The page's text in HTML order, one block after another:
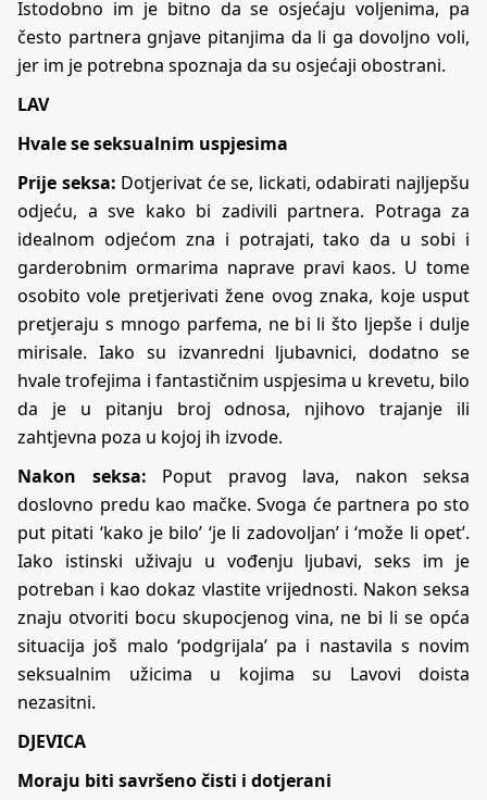
Istodobno im je bitno da se osjećaju voljenima, pa
često partnera gnjave pitanjima da li ga dovoljno voli,
jer im je potrebna spoznaja da su osjećaji obostrani.
LAV
Hvale se seksualnim uspjesima
Prije seksa: Dotjerivat će se, lickati, odabirati najljepšu
odjeću, a sve kako bi zadivili partnera. Potraga za
idealnom odjećom zna i potrajati, tako da u sobi i
garderobnim ormarima naprave pravi kaos. U tome
osobito vole pretjerivati žene ovog znaka, koje usput
pretjeraju s mnogo parfema, ne bi li što ljepše i dulje
mirisale. Iako su izvanredni ljubavnici, dodatno se
hvale trofejima i fantastičnim uspjesima u krevetu, bilo
da je u pitanju broj odnosa, njihovo trajanje ili
zahtjevna poza u kojoj ih izvode.
Nakon seksa: Poput pravog lava, nakon seksa
doslovno predu kao mačke. Svoga će partnera po sto
put pitati ‘kako je bilo’ ‘je li zadovoljan’ i ‘može li opet’.
Iako istinski uživaju u vođenju ljubavi, seks im je
potreban i kao dokaz vlastite vrijednosti. Nakon seksa
znaju otvoriti bocu skupocjenog vina, ne bi li se opća
situacija još malo ‘podgrijala’ pa i nastavila s novim
seksualnim užicima u kojima su Lavovi doista
nezasitni.
DJEVICA
Moraju biti savršeno čisti i dotjerani